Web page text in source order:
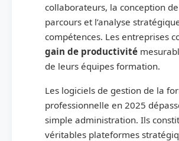
collaborateurs, la conception
parcours et l’analyse
compétences. Les entreprises
gain de productivité
de leurs équipes formation.
Les logiciels de gestion de la
professionnelle en 2025
simple administration. Ils
véritables plateformes